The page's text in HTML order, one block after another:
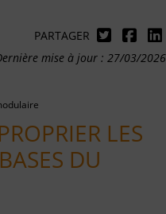
PARTAGER
mise à jour : 27/03/2026
LES
DU